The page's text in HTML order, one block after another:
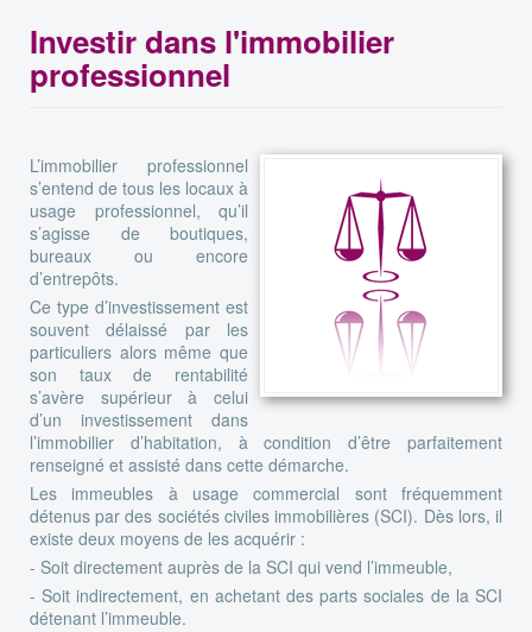
Investir dans l'immobilier
professionnel
L’immobilier professionnel
s’entend de tous les locaux à
usage professionnel, qu’il
s’agisse de boutiques,
bureaux ou encore
d’entrepôts.
Ce type d’investissement est
souvent délaissé par les
particuliers alors même que
son taux de rentabilité
s’avère supérieur à celui
d’un investissement dans
l’immobilier d’habitation, à condition d’être parfaitement
renseigné et assisté dans cette démarche.
Les immeubles à usage commercial sont fréquemment
détenus par des sociétés civiles immobilières (SCI). Dès lors, il
existe deux moyens de les acquérir :
- Soit directement auprès de la SCI qui vend l’immeuble,
- Soit indirectement, en achetant des parts sociales de la SCI
détenant l’immeuble.